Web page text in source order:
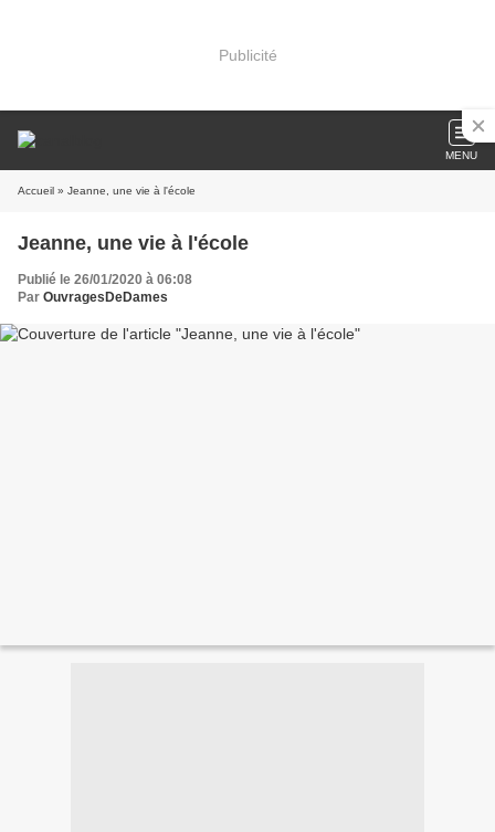
Publicité
MENU
Accueil » Jeanne, une vie à l'école
Jeanne, une vie à l'école
Publié le 26/01/2020 à 06:08
Par OuvragesDeDames